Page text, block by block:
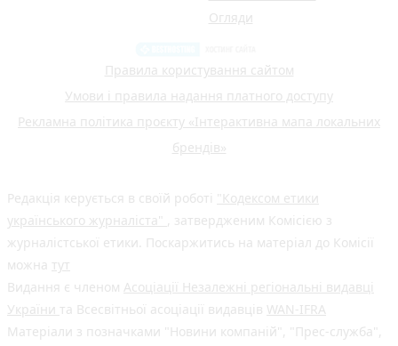
Огляди
Правила користування сайтом
Умови і правила надання платного доступу
Рекламна політика проєкту «Інтерактивна мапа локальних
брендів»
Редакція керується в своїй роботі "Кодексом етики
українського журналіста"
, затвердженим Комісією з
журналістської етики. Поскаржитись на матеріал до Комісії
можна тут
Видання є членом Асоціації Незалежні регіональні видавці
України та Всесвітньої асоціації видавців WAN-IFRA
Матеріали з позначками "Новини компаній", "Прес-служба",